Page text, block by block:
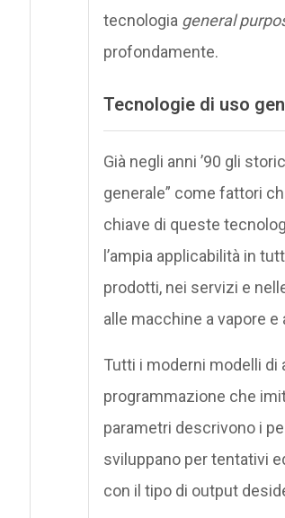
tecnologia general
profondamente.
Tecnologie di uso
Già negli anni ’90 gli
generale” come fattori
chiave di queste
l’ampia applicabilità in
prodotti, nei servizi e
alle macchine a vapore
Tutti i moderni modelli di
programmazione che
parametri descrivono i
sviluppano per tentativi
con il tipo di output